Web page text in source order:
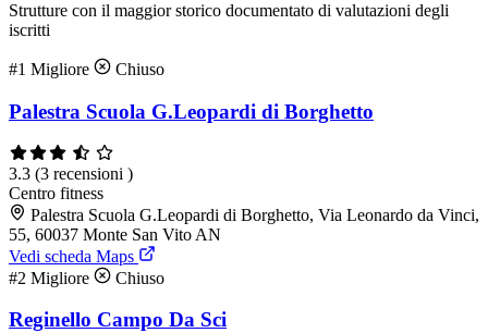
Strutture con il maggior storico documentato di valutazioni degli
iscritti
#1 Migliore Chiuso
Palestra Scuola G.Leopardi di Borghetto
3.3 (3 recensioni )
Centro fitness
Palestra Scuola G.Leopardi di Borghetto, Via Leonardo da Vinci,
55, 60037 Monte San Vito AN
Vedi scheda Maps
#2 Migliore Chiuso
Reginello Campo Da Sci